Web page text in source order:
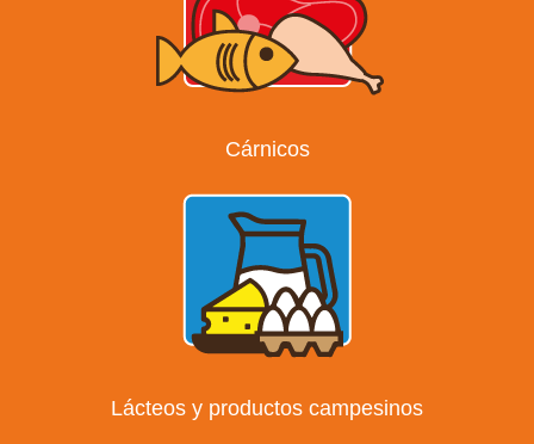
Cárnicos
Lácteos y productos campesinos